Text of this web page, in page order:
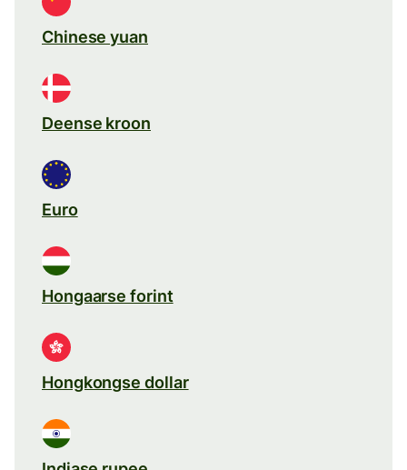
Chinese yuan
Deense kroon
Euro
Hongaarse forint
Hongkongse dollar